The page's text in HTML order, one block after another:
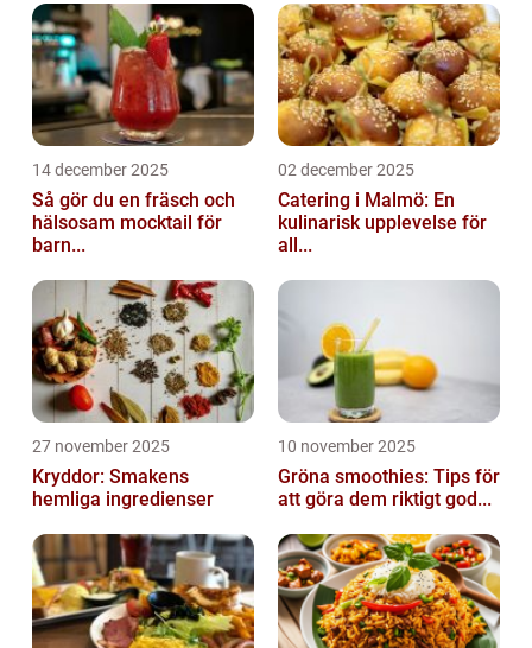
14 december 2025
Så gör du en fräsch och
hälsosam mocktail för
barn...
02 december 2025
Catering i Malmö: En
kulinarisk upplevelse för
all...
27 november 2025
Kryddor: Smakens
hemliga ingredienser
10 november 2025
Gröna smoothies: Tips för
att göra dem riktigt god...